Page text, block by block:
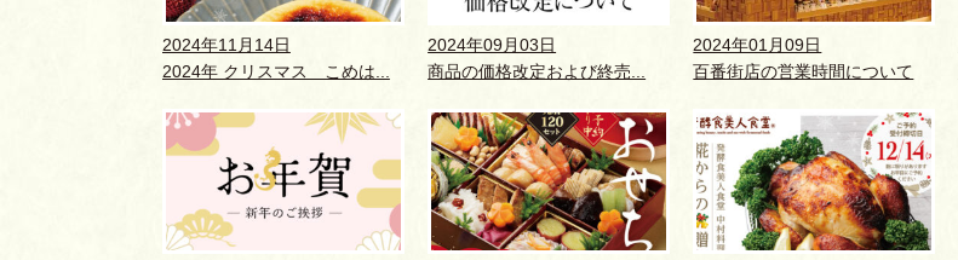
2024年11月14日
2024年 クリスマス こめは...
2024年09月03日
商品の価格改定および終売...
2024年01月09日
百番街店の営業時間について